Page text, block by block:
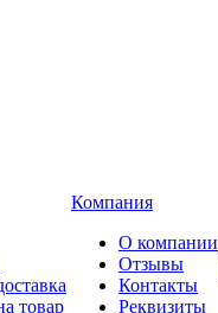
товар
Компания
О компании
Отзывы
Контакты
Реквизиты